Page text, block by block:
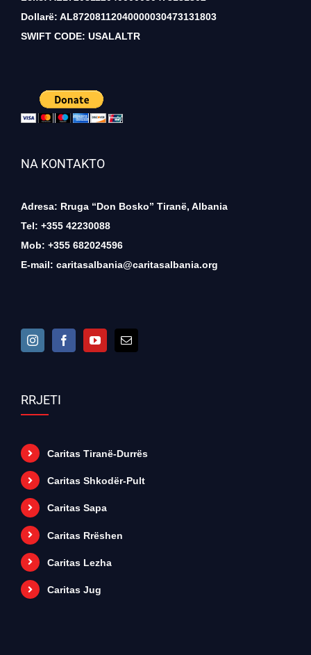
Dollarë: AL87208112040000030473131803
SWIFT CODE: USALALTR
NA KONTAKTO
Adresa: Rruga “Don Bosko” Tiranë, Albania
Tel: +355 42230088
Mob: +355 682024596
E-mail: caritasalbania@caritasalbania.org
RRJETI
Caritas Tiranë-Durrës
Caritas Shkodër-Pult
Caritas Sapa
Caritas Rrëshen
Caritas Lezha
Caritas Jug